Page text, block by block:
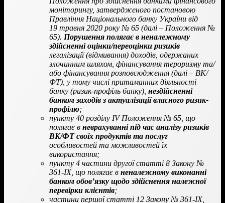
моніторингу, затвердженого постановою
Правління Національного банку України від
19 травня 2020 року № 65 (далі – Положення №
65). Порушення полягає в неналежному
здійсненні оцінки/переоцінки ризиків
легалізації (відмивання) доходів, одержаних
злочинним шляхом, фінансування тероризму та/
або фінансування розповсюдження (далі – ВК/
ФТ), у тому числі притаманних діяльності
банку (ризик-профіль банку), нездійсненні
банком заходів з актуалізації власного ризик-
профілю;
пункту 40 розділу IV Положення № 65, що
полягає в неврахуванні під час аналізу ризиків
ВК/ФТ своїх продуктів та послуг
особливостей та можливостей їх
використання;
пункту 4 частини другої статті 8 Закону №
361-IX, що полягає в неналежному виконанні
банком обов’язку щодо здійснення належної
перевірки клієнтів;
частини першої статті 12 Закону № 361-IX,